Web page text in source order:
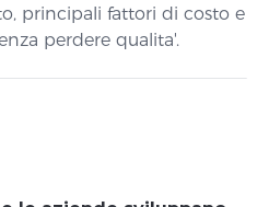
principali fattori di costo e
perdere qualita'.